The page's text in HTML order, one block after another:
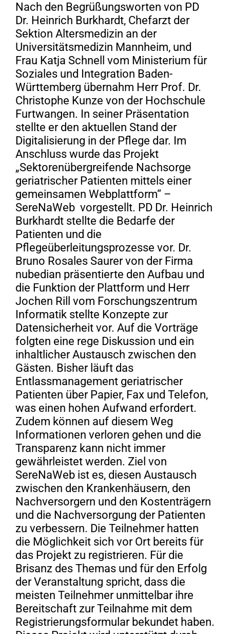
Nach den Begrüßungsworten von PD
Dr. Heinrich Burkhardt, Chefarzt der
Sektion Altersmedizin an der
Universitätsmedizin Mannheim, und
Frau Katja Schnell vom Ministerium für
Soziales und Integration Baden-
Württemberg übernahm Herr Prof. Dr.
Christophe Kunze von der Hochschule
Furtwangen. In seiner Präsentation
stellte er den aktuellen Stand der
Digitalisierung in der Pflege dar. Im
Anschluss wurde das Projekt
„Sektorenübergreifende Nachsorge
geriatrischer Patienten mittels einer
gemeinsamen Webplattform“ –
SereNaWeb vorgestellt. PD Dr. Heinrich
Burkhardt stellte die Bedarfe der
Patienten und die
Pflegeüberleitungsprozesse vor. Dr.
Bruno Rosales Saurer von der Firma
nubedian präsentierte den Aufbau und
die Funktion der Plattform und Herr
Jochen Rill vom Forschungszentrum
Informatik stellte Konzepte zur
Datensicherheit vor. Auf die Vorträge
folgten eine rege Diskussion und ein
inhaltlicher Austausch zwischen den
Gästen. Bisher läuft das
Entlassmanagement geriatrischer
Patienten über Papier, Fax und Telefon,
was einen hohen Aufwand erfordert.
Zudem können auf diesem Weg
Informationen verloren gehen und die
Transparenz kann nicht immer
gewährleistet werden. Ziel von
SereNaWeb ist es, diesen Austausch
zwischen den Krankenhäusern, den
Nachversorgern und den Kostenträgern
und die Nachversorgung der Patienten
zu verbessern. Die Teilnehmer hatten
die Möglichkeit sich vor Ort bereits für
das Projekt zu registrieren. Für die
Brisanz des Themas und für den Erfolg
der Veranstaltung spricht, dass die
meisten Teilnehmer unmittelbar ihre
Bereitschaft zur Teilnahme mit dem
Registrierungsformular bekundet haben.